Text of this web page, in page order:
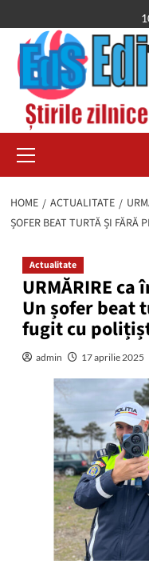
to
content
Menu
HOME ACTUALITATE
ȘOFER BEAT TURTĂ ȘI FĂRĂ
Actualitate
URMĂRIRE
Un șofer beat
fugit cu
admin 17 aprilie 2025